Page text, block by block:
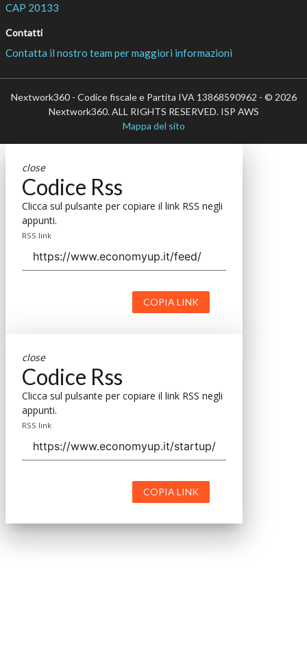
CAP 20133
Contatti
Contatta il nostro team per maggiori informazioni
Nextwork360 - Codice fiscale e Partita IVA 13868590962 - © 2026
Nextwork360. ALL RIGHTS RESERVED. ISP AWS
Mappa del sito
close
Codice Rss
Clicca sul pulsante per copiare il link RSS negli
appunti.
RSS link
COPIA LINK
close
Codice Rss
Clicca sul pulsante per copiare il link RSS negli
appunti.
RSS link
COPIA LINK